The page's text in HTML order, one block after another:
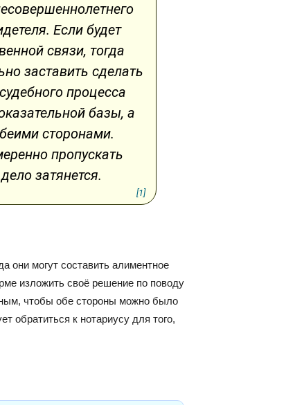
Если будет
связи, тогда
заставить сделать
процесса
базы, а
сторонами.
пропускать
затянется.
[1]
они могут составить алиментное
изложить своё решение по поводу
чтобы обе стороны можно было
обратиться к нотариусу для того,